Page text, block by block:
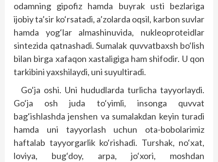
odamning gipofiz hamda buyrak usti bezlariga
ijobiy ta’sir ko‘rsatadi, a’zolarda oqsil, karbon suvlar
hamda yog‘lar almashinuvida, nukleoproteidlar
sintezida qatnashadi. Sumalak quvvatbaxsh bo‘lish
bilan birga xafaqon xastaligiga ham shifodir. U qon
tarkibini yaxshilaydi, uni suyultiradi.
Go‘ja oshi. Uni hududlarda turlicha tayyorlaydi.
Go‘ja osh juda to‘yimli, insonga quvvat
bag‘ishlashda jenshen va sumalakdan keyin turadi
hamda uni tayyorlash uchun ota-bobolarimiz
haftalab tayyorgarlik ko‘rishadi. Turshak, no‘xat,
loviya, bug‘doy, arpa, jo‘xori, moshdan